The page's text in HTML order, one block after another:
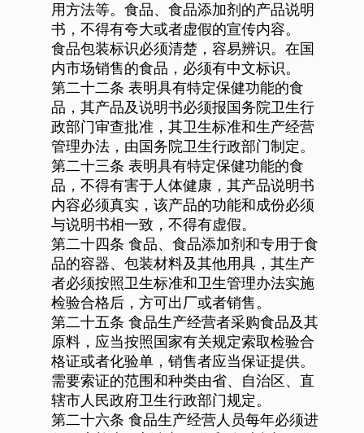
用方法等。食品、食品添加剂的产品说明
书，不得有夸大或者虚假的宣传内容。
食品包装标识必须清楚，容易辨识。在国
内市场销售的食品，必须有中文标识。
第二十二条 表明具有特定保健功能的食
品，其产品及说明书必须报国务院卫生行
政部门审查批准，其卫生标准和生产经营
管理办法，由国务院卫生行政部门制定。
第二十三条 表明具有特定保健功能的食
品，不得有害于人体健康，其产品说明书
内容必须真实，该产品的功能和成份必须
与说明书相一致，不得有虚假。
第二十四条 食品、食品添加剂和专用于食
品的容器、包装材料及其他用具，其生产
者必须按照卫生标准和卫生管理办法实施
检验合格后，方可出厂或者销售。
第二十五条 食品生产经营者采购食品及其
原料，应当按照国家有关规定索取检验合
格证或者化验单，销售者应当保证提供。
需要索证的范围和种类由省、自治区、直
辖市人民政府卫生行政部门规定。
第二十六条 食品生产经营人员每年必须进